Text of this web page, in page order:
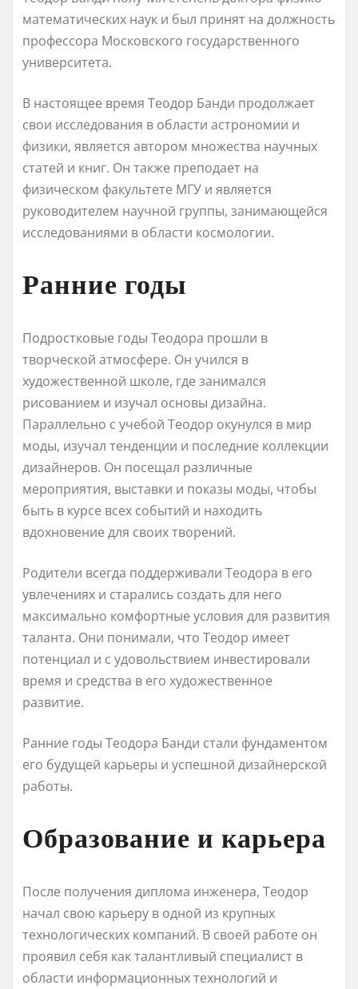
математических наук и был принят на должность
профессора Московского государственного
университета.
В настоящее время Теодор Банди продолжает
свои исследования в области астрономии и
физики, является автором множества научных
статей и книг. Он также преподает на
физическом факультете МГУ и является
руководителем научной группы, занимающейся
исследованиями в области космологии.
Ранние годы
Подростковые годы Теодора прошли в
творческой атмосфере. Он учился в
художественной школе, где занимался
рисованием и изучал основы дизайна.
Параллельно с учебой Теодор окунулся в мир
моды, изучал тенденции и последние коллекции
дизайнеров. Он посещал различные
мероприятия, выставки и показы моды, чтобы
быть в курсе всех событий и находить
вдохновение для своих творений.
Родители всегда поддерживали Теодора в его
увлечениях и старались создать для него
максимально комфортные условия для развития
таланта. Они понимали, что Теодор имеет
потенциал и с удовольствием инвестировали
время и средства в его художественное
развитие.
Ранние годы Теодора Банди стали фундаментом
его будущей карьеры и успешной дизайнерской
работы.
Образование и карьера
После получения диплома инженера, Теодор
начал свою карьеру в одной из крупных
технологических компаний. В своей работе он
проявил себя как талантливый специалист в
области информационных технологий и